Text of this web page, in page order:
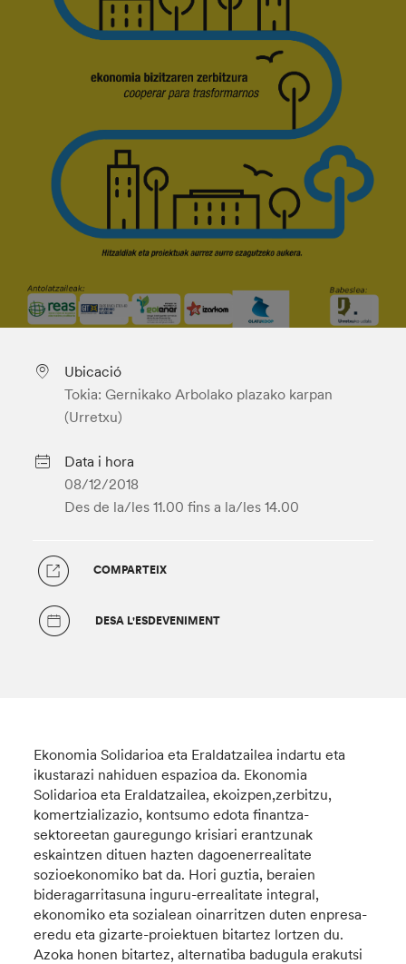
Ubicació
Tokia: Gernikako Arbolako plazako karpan
(Urretxu)
Data i hora
08/12/2018
Des de la/les 11.00 fins a la/les 14.00
COMPARTEIX
DESA L'ESDEVENIMENT
Ekonomia Solidarioa eta Eraldatzailea indartu eta
ikustarazi nahiduen espazioa da. Ekonomia
Solidarioa eta Eraldatzailea, ekoizpen,zerbitzu,
komertzializazio, kontsumo edota finantza-
sektoreetan gauregungo krisiari erantzunak
eskaintzen dituen hazten dagoenerrealitate
sozioekonomiko bat da. Hori guztia, beraien
bideragarritasuna inguru-errealitate integral,
ekonomiko eta sozialean oinarritzen duten enpresa-
eredu eta gizarte-proiektuen bitartez lortzen du.
Azoka honen bitartez, alternatiba badugula erakutsi